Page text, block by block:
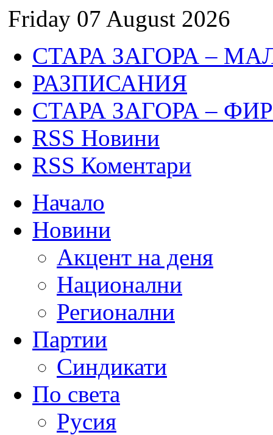
Friday 07 August 2026
СТАРА ЗАГОРА –
РАЗПИСАНИЯ
СТАРА ЗАГОРА –
RSS Новини
RSS Коментари
Начало
Новини
Акцент на деня
Национални
Регионални
Партии
Синдикати
По света
Русия